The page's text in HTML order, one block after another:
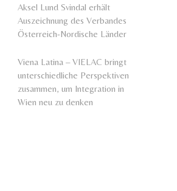
Aksel Lund Svindal erhält
Auszeichnung des Verbandes
Österreich-Nordische Länder
Viena Latina – VIELAC bringt
unterschiedliche Perspektiven
zusammen, um Integration in
Wien neu zu denken